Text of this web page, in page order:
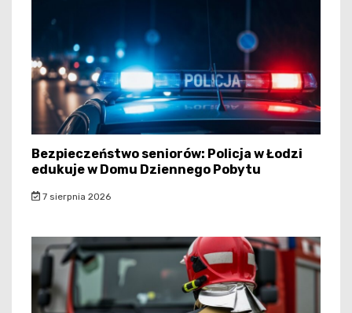
Bezpieczeństwo seniorów: Policja w Łodzi
edukuje w Domu Dziennego Pobytu
7 sierpnia 2026